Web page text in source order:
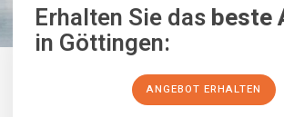
Erhalten Sie dasbeste
in Göttingen:
ANGEBOT ERHALTEN